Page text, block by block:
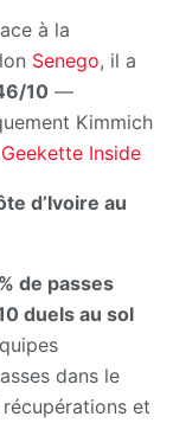
à la
Senego, il a
10 —
Kimmich
Geekette Inside
d’Ivoire au
de passes
duels au sol
dans le
et